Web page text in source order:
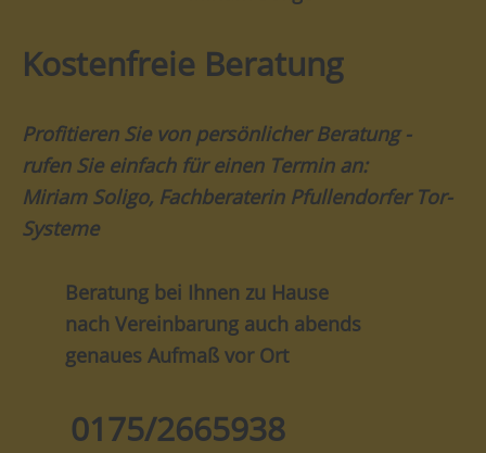
Kostenfreie Beratung
Profitieren Sie von persönlicher Beratung -
rufen Sie einfach für einen Termin an:
Miriam Soligo, Fachberaterin Pfullendorfer Tor-
Systeme
Beratung bei Ihnen zu Hause
nach Vereinbarung auch abends
genaues Aufmaß vor Ort
0175/2665938